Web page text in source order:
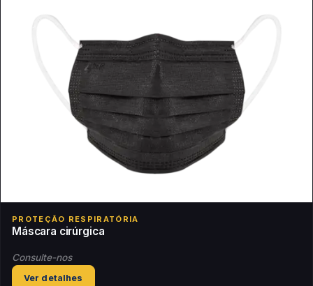
PROTEÇÃO RESPIRATÓRIA
Máscara cirúrgica
Consulte-nos
Ver detalhes